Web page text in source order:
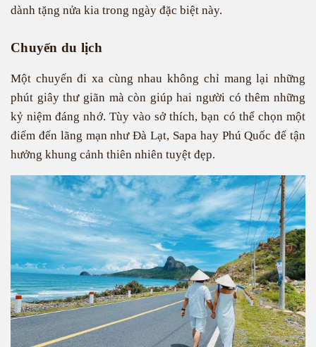
dành tặng nửa kia trong ngày đặc biệt này.
Chuyến du lịch
Một chuyến đi xa cùng nhau không chỉ mang lại những
phút giây thư giãn mà còn giúp hai người có thêm những
kỷ niệm đáng nhớ. Tùy vào sở thích, bạn có thể chọn một
điểm đến lãng mạn như Đà Lạt, Sapa hay Phú Quốc để tận
hưởng khung cảnh thiên nhiên tuyệt đẹp.